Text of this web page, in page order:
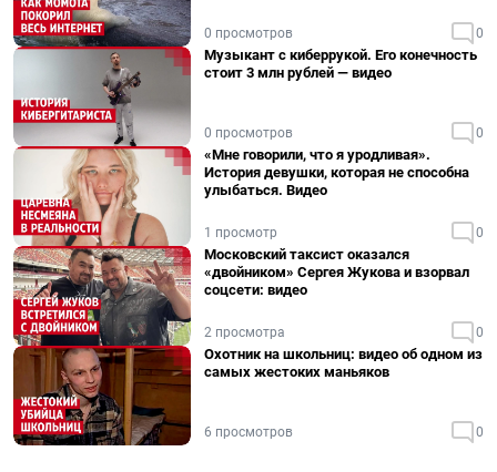
0 просмотров 0
Музыкант с киберрукой. Его конечность
стоит 3 млн рублей — видео
0 просмотров 0
«Мне говорили, что я уродливая».
История девушки, которая не способна
улыбаться. Видео
1 просмотр 0
Московский таксист оказался
«двойником» Сергея Жукова и взорвал
соцсети: видео
2 просмотра 0
Охотник на школьниц: видео об одном из
самых жестоких маньяков
6 просмотров 0